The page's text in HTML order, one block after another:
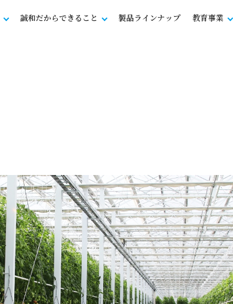
誠和だからできること 製品ラインナップ 教育事業